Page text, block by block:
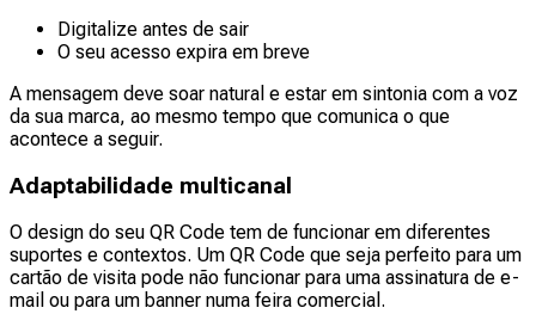
Digitalize antes de sair
O seu acesso expira em breve
A mensagem deve soar natural e estar em sintonia com a voz
da sua marca, ao mesmo tempo que comunica o que
acontece a seguir.
Adaptabilidade multicanal
O design do seu QR Code tem de funcionar em diferentes
suportes e contextos. Um QR Code que seja perfeito para um
cartão de visita pode não funcionar para uma assinatura de e-
mail ou para um banner numa feira comercial.